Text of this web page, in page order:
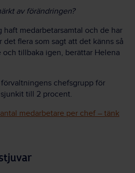
av förändringen?
haft medarbetarsamtal och de har
flera som sagt att det känns så
och tillbaka igen, berättar Helena
chefsgrupp för
till 2 procent.
medarbetare per chef – tänk